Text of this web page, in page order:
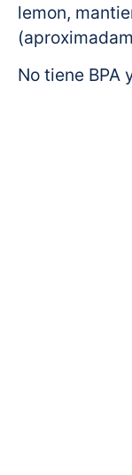
lemon,
No tiene BPA